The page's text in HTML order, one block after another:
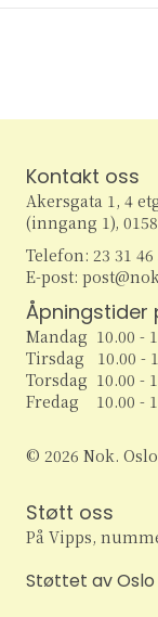
Kontakt oss
Akersgata 1, 4
(inngang 1),
Telefon: 23 31 46
E-post:
Åpningstider
Mandag 10.00 -
Tirsdag 10.00 -
Torsdag 10.00 -
Fredag 10.00 -
© 2026 Nok.
Støtt oss
På Vipps,
Støttet av